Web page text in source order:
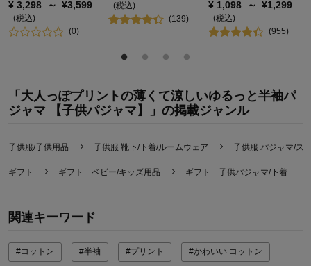
¥ 3,298 ～ ¥3,599
(税込)
(0)
(税込)
(139)
¥ 1,098 ～ ¥1,299
(税込)
(955)
「大人っぽプリントの薄くて涼しいゆるっと半袖パ
ジャマ 【子供パジャマ】」の掲載ジャンル
子供服/子供用品 子供服 靴下/下着/ルームウェア 子供服 パジャマ/ス
ギフト ギフト ベビー/キッズ用品 ギフト 子供パジャマ/下着
関連キーワード
#コットン #半袖 #プリント #かわいい コットン